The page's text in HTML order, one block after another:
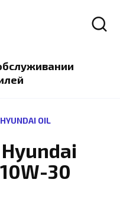
HYUNDAI OIL
30